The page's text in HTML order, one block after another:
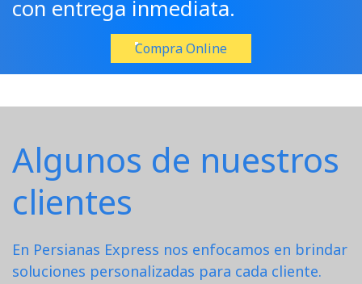
con entrega inmediata.
Compra Online
Algunos de nuestros
clientes
En Persianas Express nos enfocamos en brindar
soluciones personalizadas para cada cliente.